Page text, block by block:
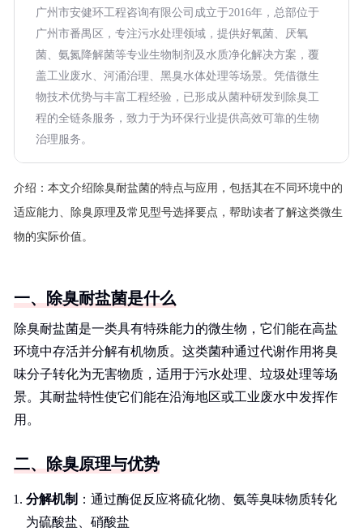
广州市安健环工程咨询有限公司成立于2016年，总部位于
广州市番禺区，专注污水处理领域，提供好氧菌、厌氧
菌、氨氮降解菌等专业生物制剂及水质净化解决方案，覆
盖工业废水、河涌治理、黑臭水体处理等场景。凭借微生
物技术优势与丰富工程经验，已形成从菌种研发到除臭工
程的全链条服务，致力于为环保行业提供高效可靠的生物
治理服务。
介绍： 本文介绍除臭耐盐菌的特点与应用，包括其在不同环境中的
适应能力、除臭原理及常见型号选择要点，帮助读者了解这类微生
物的实际价值。
一、除臭耐盐菌是什么
除臭耐盐菌是一类具有特殊能力的微生物，它们能在高盐
环境中存活并分解有机物质。这类菌种通过代谢作用将臭
味分子转化为无害物质，适用于污水处理、垃圾处理等场
景。其耐盐特性使它们能在沿海地区或工业废水中发挥作
用。
二、除臭原理与优势
分解机制 ：通过酶促反应将硫化物、氨等臭味物质转化
为硫酸盐、硝酸盐